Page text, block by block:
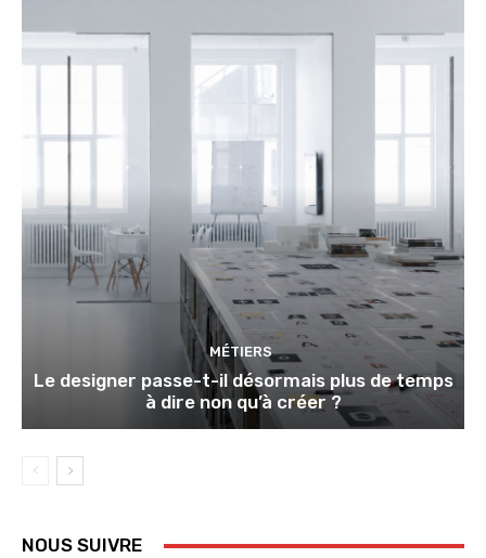
MÉTIERS
Le designer passe-t-il désormais plus de temps
à dire non qu’à créer ?
NOUS SUIVRE